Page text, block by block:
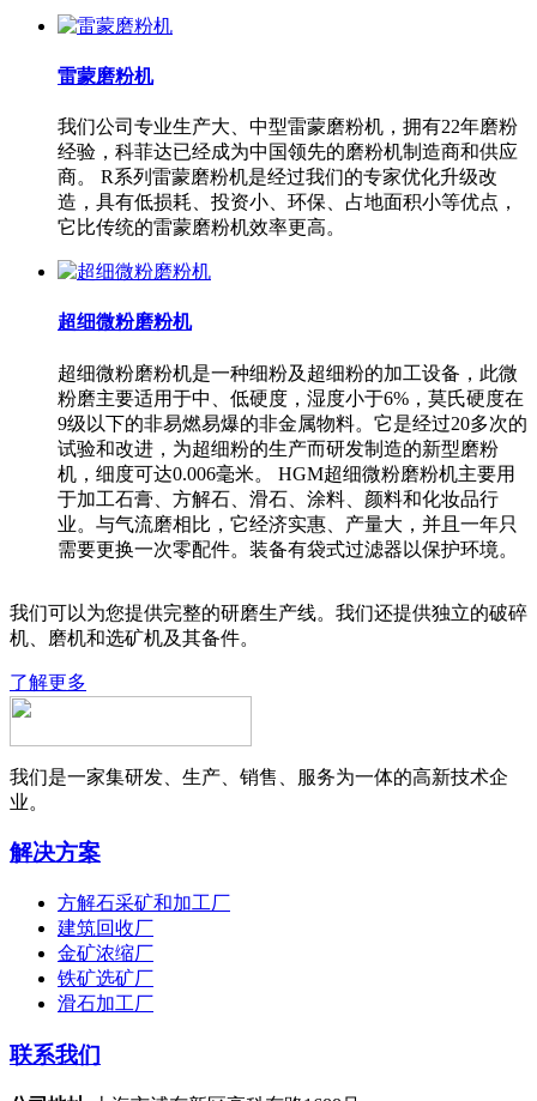
雷蒙磨粉机
我们公司专业生产大、中型雷蒙磨粉机，拥有22年磨粉
经验，科菲达已经成为中国领先的磨粉机制造商和供应
商。 R系列雷蒙磨粉机是经过我们的专家优化升级改
造，具有低损耗、投资小、环保、占地面积小等优点，
它比传统的雷蒙磨粉机效率更高。
超细微粉磨粉机
超细微粉磨粉机是一种细粉及超细粉的加工设备，此微
粉磨主要适用于中、低硬度，湿度小于6%，莫氏硬度在
9级以下的非易燃易爆的非金属物料。它是经过20多次的
试验和改进，为超细粉的生产而研发制造的新型磨粉
机，细度可达0.006毫米。 HGM超细微粉磨粉机主要用
于加工石膏、方解石、滑石、涂料、颜料和化妆品行
业。与气流磨相比，它经济实惠、产量大，并且一年只
需要更换一次零配件。装备有袋式过滤器以保护环境。
我们可以为您提供完整的研磨生产线。我们还提供独立的破碎
机、磨机和选矿机及其备件。
了解更多
我们是一家集研发、生产、销售、服务为一体的高新技术企
业。
解决方案
方解石采矿和加工厂
建筑回收厂
金矿浓缩厂
铁矿选矿厂
滑石加工厂
联系我们